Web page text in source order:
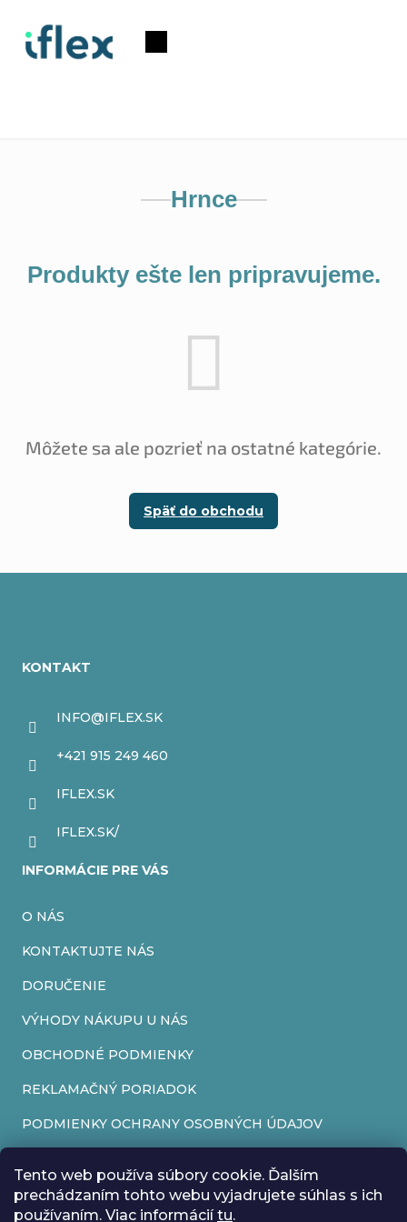
Tento web používa súbory cookie. Ďalším
prechádzaním tohto webu vyjadrujete súhlas s ich
používaním. Viac informáciítu.
obsah
Nákupný
Hrnce
Produkty ešte len pripravujeme.
Môžete sa ale pozrieť na ostatné kategórie.
Späť do obchodu
KONTAKT
INFO@IFLEX.SK
+421 915 249 460
IFLEX.SK
IFLEX.SK/
INFORMÁCIE PRE VÁS
O NÁS
KONTAKTUJTE NÁS
DORUČENIE
VÝHODY NÁKUPU U NÁS
OBCHODNÉ PODMIENKY
REKLAMAČNÝ PORIADOK
PODMIENKY OCHRANY OSOBNÝCH ÚDAJOV
REKLAMAČNÝ FORMULÁR